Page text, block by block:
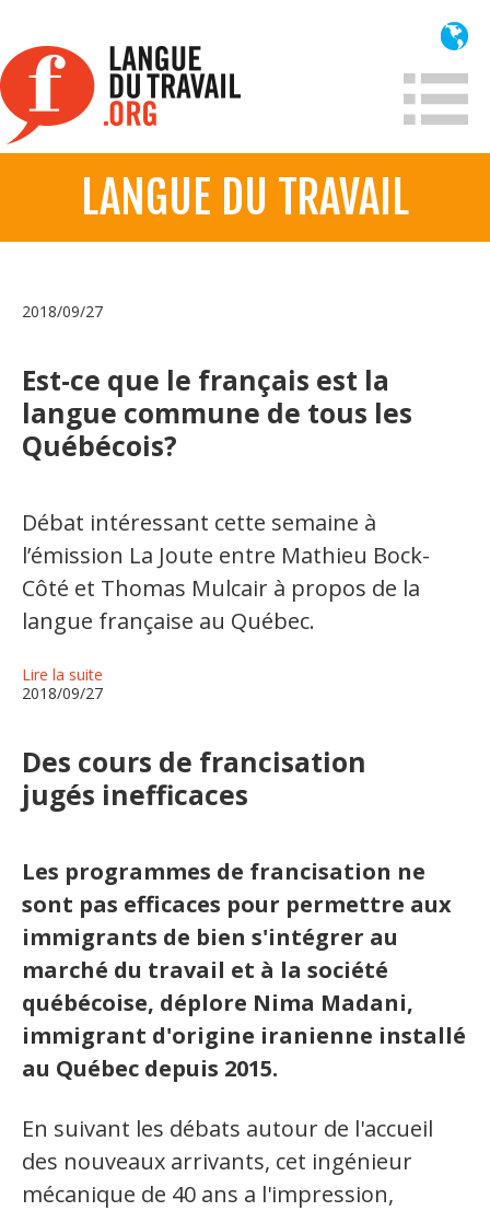
contenu
principal
Qui sommes-nous?
Historique
Information
Organismes de la langue française
Organismes de la langue française
Publications
Expressions et jeux de lettres
Revue de presse
Francisation de l'Administration
Recueil de bonnes pratiques
Secteurs d'activité
Hébergement et restauration
Aéronautique
LANGUE DU TRAVAIL
2018/09/27
Est-ce que le français est la
langue commune de tous les
Québécois?
Débat intéressant cette semaine à
l’émission La Joute entre Mathieu Bock-
Côté et Thomas Mulcair à propos de la
langue française au Québec.
Lire la suite
2018/09/27
Des cours de francisation
jugés inefficaces
Les programmes de francisation ne
sont pas efficaces pour permettre aux
immigrants de bien s'intégrer au
marché du travail et à la société
québécoise, déplore Nima Madani,
immigrant d'origine iranienne installé
au Québec depuis 2015.
En suivant les débats autour de l'accueil
des nouveaux arrivants, cet ingénieur
mécanique de 40 ans a l'impression,